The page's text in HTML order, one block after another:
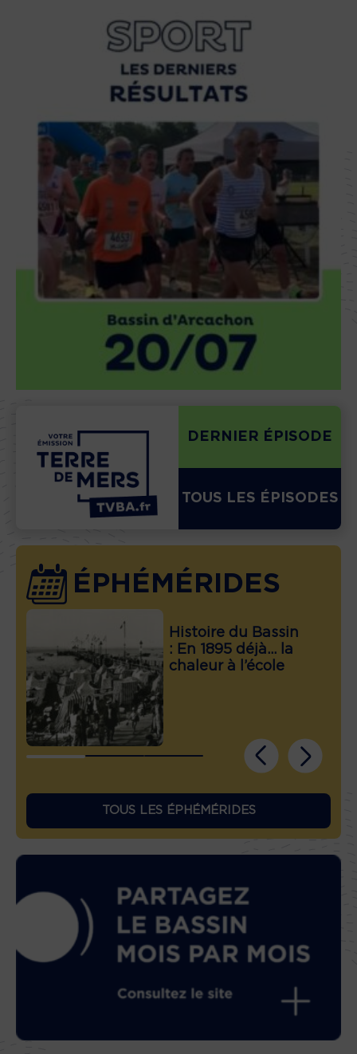
DERNIER ÉPISODE
TOUS LES ÉPISODES
ÉPHÉMÉRIDES
Histoire du Bassin
: En 1895 déjà… la
chaleur à l’école
TOUS LES ÉPHÉMÉRIDES